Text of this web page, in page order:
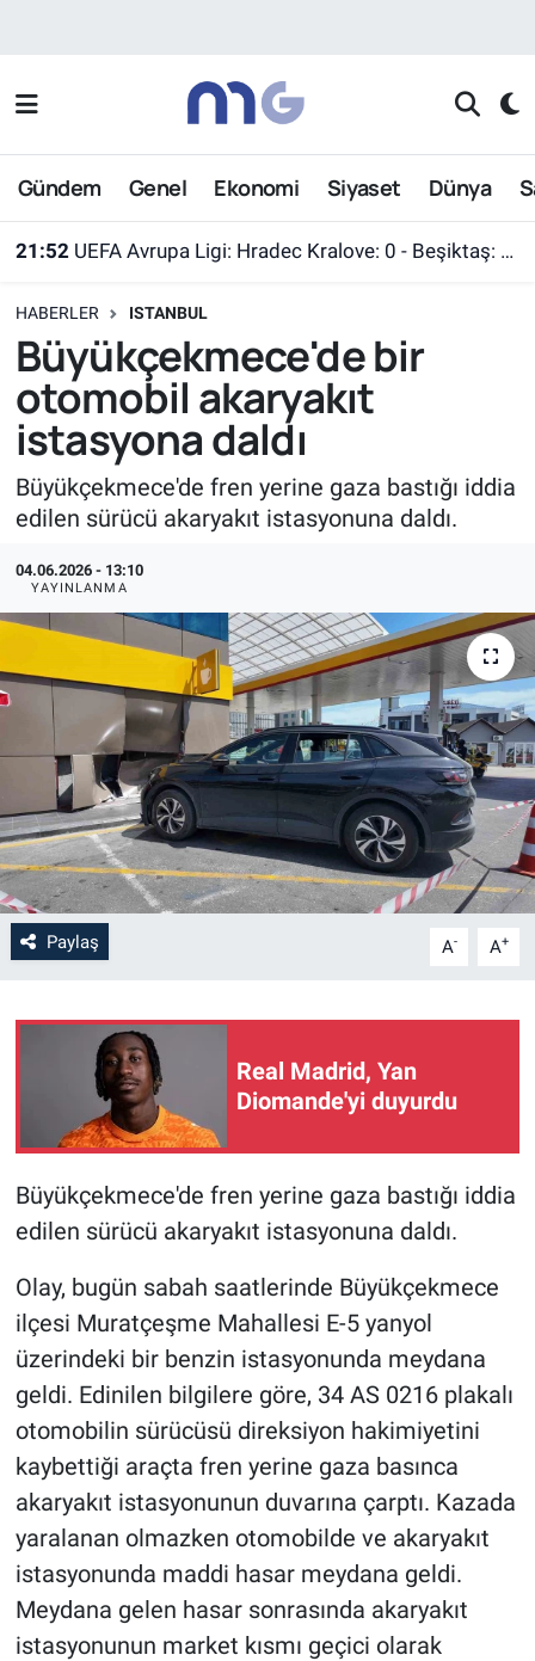
Gündem Genel Ekonomi Siyaset Dünya
21:52 UEFA Avrupa Ligi: Hradec Kralove: 0 - Beşiktaş: 1 (Maç sonucu)
HABERLER ISTANBUL
Büyükçekmece'de bir
otomobil akaryakıt
istasyona daldı
Büyükçekmece'de fren yerine gaza bastığı iddia
edilen sürücü akaryakıt istasyonuna daldı.
04.06.2026 - 13:10
YAYINLANMA
Paylaş A- A+
Real Madrid, Yan
Diomande'yi duyurdu
Büyükçekmece'de fren yerine gaza bastığı iddia
edilen sürücü akaryakıt istasyonuna daldı.
Olay, bugün sabah saatlerinde Büyükçekmece
ilçesi Muratçeşme Mahallesi E-5 yanyol
üzerindeki bir benzin istasyonunda meydana
geldi. Edinilen bilgilere göre, 34 AS 0216 plakalı
otomobilin sürücüsü direksiyon hakimiyetini
kaybettiği araçta fren yerine gaza basınca
akaryakıt istasyonunun duvarına çarptı. Kazada
yaralanan olmazken otomobilde ve akaryakıt
istasyonunda maddi hasar meydana geldi.
Meydana gelen hasar sonrasında akaryakıt
istasyonunun market kısmı geçici olarak
Nöbetçi Eczaneler
Hava Durumu
Süper Lig Puan Durumu ve Fikstür
Tüm Manşetler
Son Dakika Haberleri
Haber Arşivi